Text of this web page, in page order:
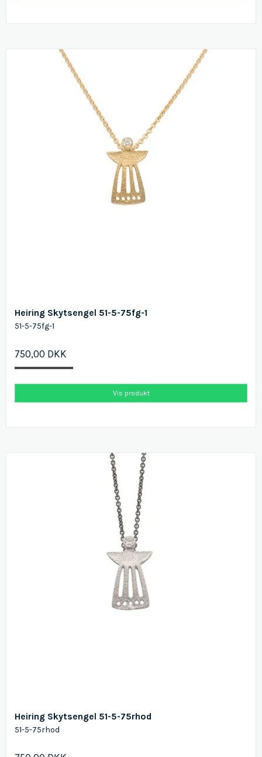
Heiring Skytsengel 51-5-75fg-1
51-5-75fg-1
750,00 DKK
Vis produkt
Heiring Skytsengel 51-5-75rhod
51-5-75rhod